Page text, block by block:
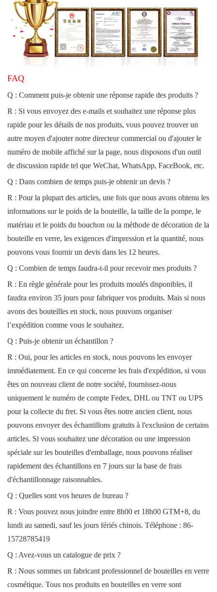
FAQ
Q : Comment puis-je obtenir une réponse rapide des produits ?
R : Si vous envoyez des e-mails et souhaitez une réponse plus
rapide pour les détails de nos produits, vous pouvez trouver un
autre moyen d'ajouter notre directeur commercial ou d'ajouter le
numéro de mobile affiché sur la page, nous disposons d'un outil
de discussion rapide tel que WeChat, WhatsApp, FaceBook, etc.
Q : Dans combien de temps puis-je obtenir un devis ?
R : Pour la plupart des articles, une fois que nous avons obtenu les
informations sur le poids de la bouteille, la taille de la pompe, le
matériau et le poids du bouchon ou la méthode de décoration de la
bouteille en verre, les exigences d'impression et la quantité, nous
pouvons vous fournir un devis dans les 12 heures.
Q : Combien de temps faudra-t-il pour recevoir mes produits ?
R : En règle générale pour les produits moulés disponibles, il
faudra environ 35 jours pour fabriquer vos produits. Mais si nous
avons des bouteilles en stock, nous pouvons organiser
l’expédition comme vous le souhaitez.
Q : Puis-je obtenir un échantillon ?
R : Oui, pour les articles en stock, nous pouvons les envoyer
immédiatement. En ce qui concerne les frais d'expédition, si vous
êtes un nouveau client de notre société, fournissez-nous
uniquement le numéro de compte Fedex, DHL ou TNT ou UPS
pour la collecte du fret. Si vous êtes notre ancien client, nous
pouvons envoyer des échantillons gratuits à l'exclusion de certains
articles. Si vous souhaitez une décoration ou une impression
spéciale sur les bouteilles d'emballage, nous pouvons réaliser
rapidement des échantillons en 7 jours sur la base de frais
d'échantillonnage raisonnables.
Q : Quelles sont vos heures de bureau ?
R : Vous pouvez nous joindre entre 8h00 et 18h00 GTM+8, du
lundi au samedi, sauf les jours fériés chinois. Téléphone : 86-
15728785419
Q : Avez-vous un catalogue de prix ?
R : Nous sommes un fabricant professionnel de bouteilles en verre
cosmétique. Tous nos produits en bouteilles en verre sont